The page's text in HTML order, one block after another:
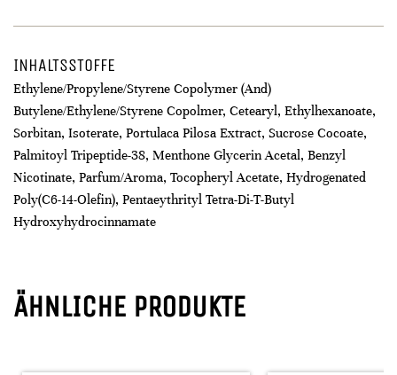
INHALTSSTOFFE
Ethylene/Propylene/Styrene Copolymer (And)
Butylene/Ethylene/Styrene Copolmer, Cetearyl, Ethylhexanoate,
Sorbitan, Isoterate, Portulaca Pilosa Extract, Sucrose Cocoate,
Palmitoyl Tripeptide-38, Menthone Glycerin Acetal, Benzyl
Nicotinate, Parfum/Aroma, Tocopheryl Acetate, Hydrogenated
Poly(C6-14-Olefin), Pentaeythrityl Tetra-Di-T-Butyl
Hydroxyhydrocinnamate
ÄHNLICHE PRODUKTE